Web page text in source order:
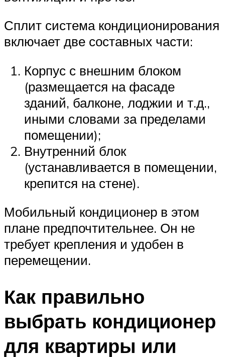
Сплит система кондиционирования
включает две составных части:
Корпус с внешним блоком
(размещается на фасаде
зданий, балконе, лоджии и т.д.,
иными словами за пределами
помещении);
Внутренний блок
(устанавливается в помещении,
крепится на стене).
Мобильный кондиционер в этом
плане предпочтительнее. Он не
требует крепления и удобен в
перемещении.
Как правильно
выбрать кондиционер
для квартиры или